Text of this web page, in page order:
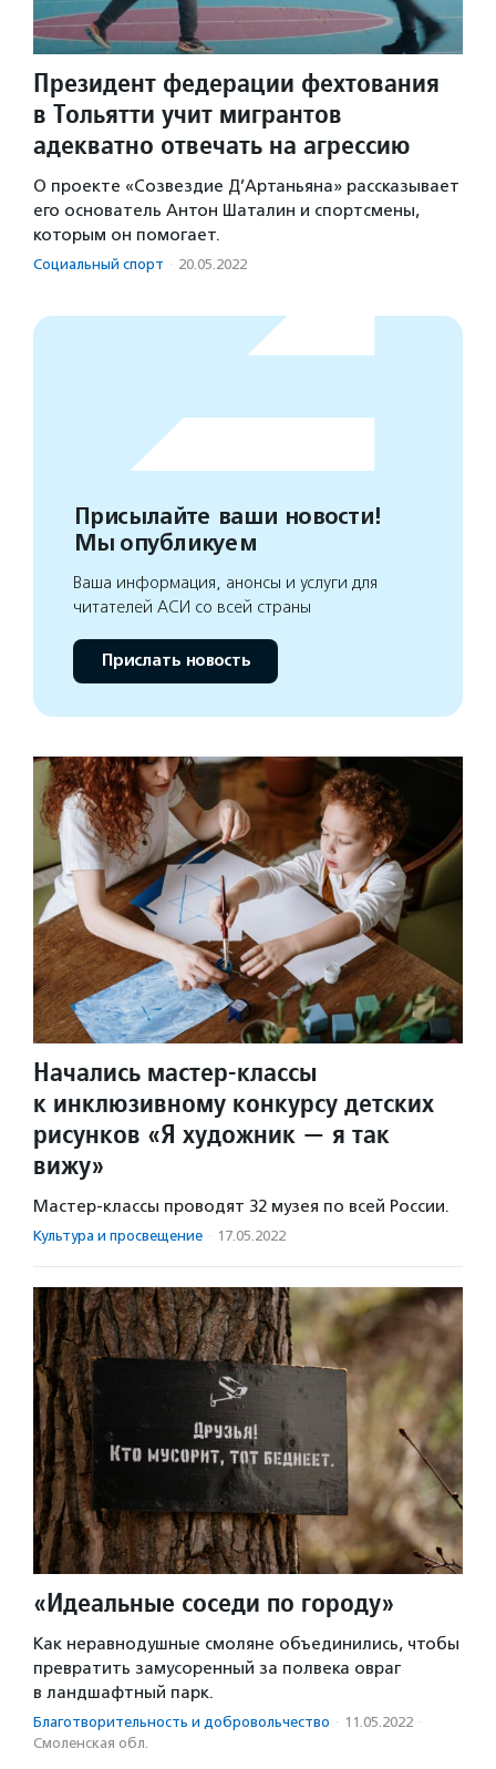
Президент федерации фехтования
в Тольятти учит мигрантов
адекватно отвечать на агрессию
О проекте «Созвездие Д’Артаньяна» рассказывает
его основатель Антон Шаталин и спортсмены,
которым он помогает.
Социальный спорт · 20.05.2022
Присылайте ваши новости!
Мы опубликуем
Ваша информация, анонсы и услуги для
читателей АСИ со всей страны
Прислать новость
Начались мастер-классы
к инклюзивному конкурсу детских
рисунков «Я художник — я так
вижу»
Мастер-классы проводят 32 музея по всей России.
Культура и просвещение · 17.05.2022
«Идеальные соседи по городу»
Как неравнодушные смоляне объединились, чтобы
превратить замусоренный за полвека овраг
в ландшафтный парк.
Благотвори­тель­ность и доброволь­чест­во · 11.05.2022 ·
Смоленская обл.